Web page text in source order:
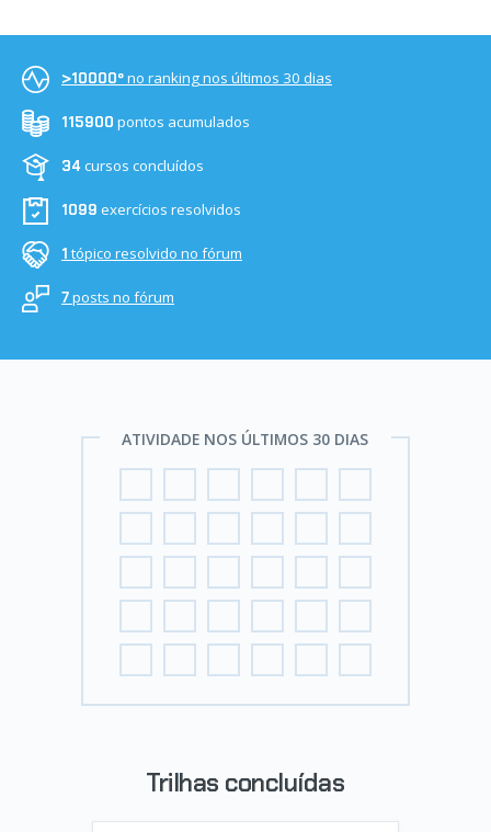
>10000ºno ranking nos últimos 30 dias
115900 pontos acumulados
34cursos concluídos
1099 exercícios resolvidos
1 tópico resolvido no fórum
7posts no fórum
ATIVIDADE NOS ÚLTIMOS 30 DIAS
Trilhas concluídas